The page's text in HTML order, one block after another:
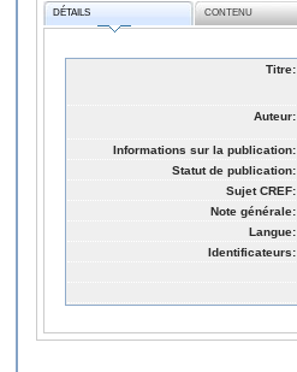
DÉTAILS CONTENU
Titre:
Auteur:
Informations sur la publication:
Statut de publication:
Sujet CREF:
Note générale:
Langue:
Identificateurs: